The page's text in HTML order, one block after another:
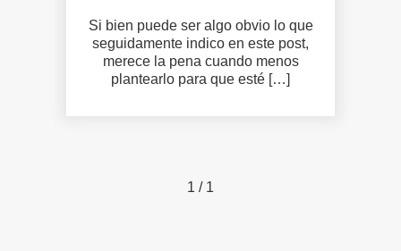
Si bien puede ser algo obvio lo que
seguidamente indico en este post,
merece la pena cuando menos
plantearlo para que esté […]
1 / 1